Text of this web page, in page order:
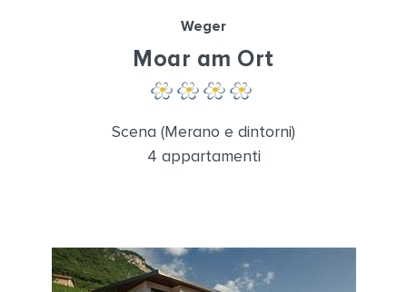
Weger
Moar am Ort
Scena (Merano e dintorni)
4 appartamenti